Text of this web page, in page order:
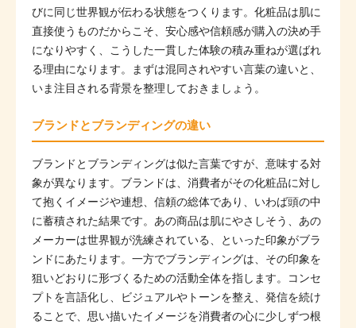
びに同じ世界観が伝わる状態をつくります。化粧品は肌に
直接使うものだからこそ、安心感や信頼感が購入の決め手
になりやすく、こうした一貫した体験の積み重ねが選ばれ
る理由になります。まずは混同されやすい言葉の違いと、
いま注目される背景を整理しておきましょう。
ブランドとブランディングの違い
ブランドとブランディングは似た言葉ですが、意味する対
象が異なります。ブランドは、消費者がその化粧品に対し
て抱くイメージや連想、信頼の総体であり、いわば頭の中
に蓄積された結果です。あの商品は肌にやさしそう、あの
メーカーは世界観が洗練されている、といった印象がブラ
ンドにあたります。一方でブランディングは、その印象を
狙いどおりに形づくるための活動全体を指します。コンセ
プトを言語化し、ビジュアルやトーンを整え、発信を続け
ることで、思い描いたイメージを消費者の心に少しずつ根